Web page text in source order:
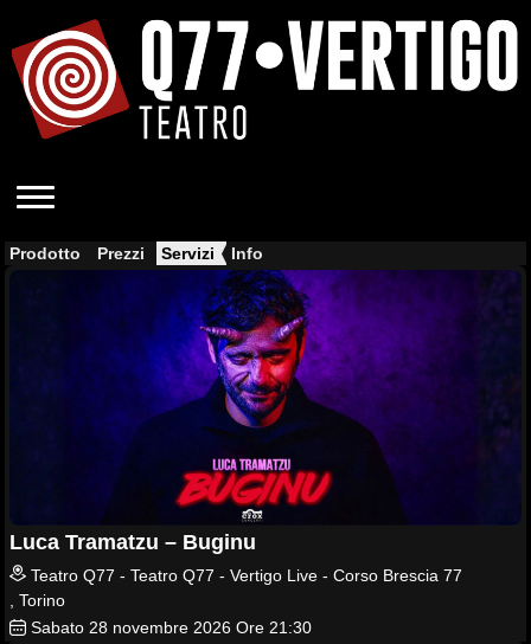
Prodotto Prezzi Servizi Info
Luca Tramatzu – Buginu
Teatro Q77 - Teatro Q77 - Vertigo Live - Corso Brescia 77
, Torino
Sabato 28 novembre 2026 Ore 21:30